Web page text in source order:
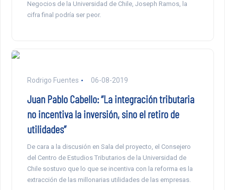
Negocios de la Universidad de Chile, Joseph Ramos, la
cifra final podría ser peor.
Rodrigo Fuentes 06-08-2019
Juan Pablo Cabello: “La integración tributaria
no incentiva la inversión, sino el retiro de
utilidades”
De cara a la discusión en Sala del proyecto, el Consejero
del Centro de Estudios Tributarios de la Universidad de
Chile sostuvo que lo que se incentiva con la reforma es la
extracción de las millonarias utilidades de las empresas.